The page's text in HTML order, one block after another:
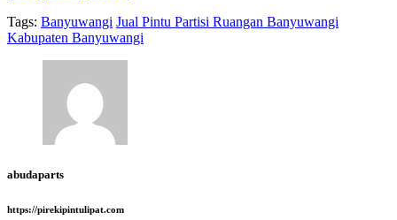
Tags: Banyuwangi Jual Pintu Partisi Ruangan Banyuwangi
Kabupaten Banyuwangi
abudaparts
https://pirekipintulipat.com